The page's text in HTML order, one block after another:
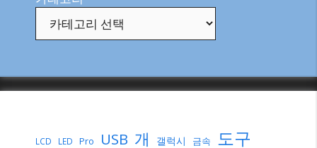
LCD LED Pro USB 개 갤럭시 금속 도구